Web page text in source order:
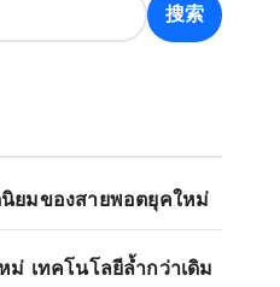
搜索
นิยมของสายพอตยุคใหม่
ม่ เทคโนโลยีล้ำกว่าเดิม